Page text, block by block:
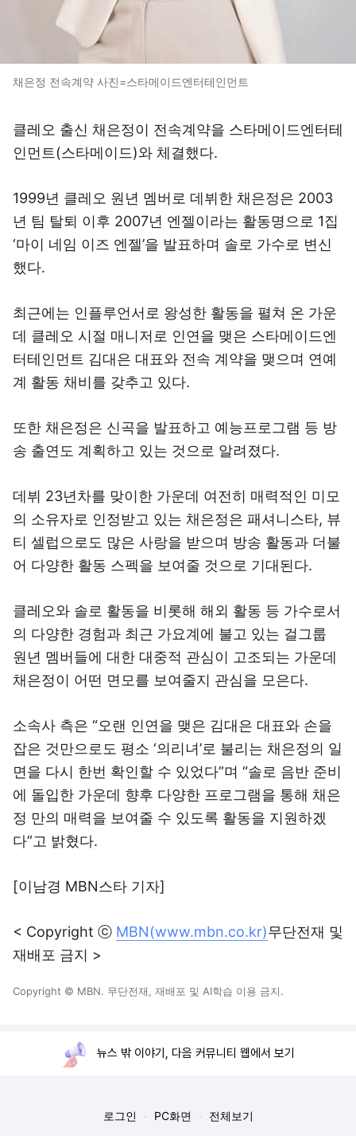
채은정 전속계약 사진=스타메이드엔터테인먼트
클레오 출신 채은정이 전속계약을 스타메이드엔터테
인먼트(스타메이드)와 체결했다.
1999년 클레오 원년 멤버로 데뷔한 채은정은 2003
년 팀 탈퇴 이후 2007년 엔젤이라는 활동명으로 1집
‘마이 네임 이즈 엔젤’을 발표하며 솔로 가수로 변신
했다.
최근에는 인플루언서로 왕성한 활동을 펼쳐 온 가운
데 클레오 시절 매니저로 인연을 맺은 스타메이드엔
터테인먼트 김대은 대표와 전속 계약을 맺으며 연예
계 활동 채비를 갖추고 있다.
또한 채은정은 신곡을 발표하고 예능프로그램 등 방
송 출연도 계획하고 있는 것으로 알려졌다.
데뷔 23년차를 맞이한 가운데 여전히 매력적인 미모
의 소유자로 인정받고 있는 채은정은 패셔니스타, 뷰
티 셀럽으로도 많은 사랑을 받으며 방송 활동과 더불
어 다양한 활동 스펙을 보여줄 것으로 기대된다.
클레오와 솔로 활동을 비롯해 해외 활동 등 가수로서
의 다양한 경험과 최근 가요계에 불고 있는 걸그룹
원년 멤버들에 대한 대중적 관심이 고조되는 가운데
채은정이 어떤 면모를 보여줄지 관심을 모은다.
소속사 측은 “오랜 인연을 맺은 김대은 대표와 손을
잡은 것만으로도 평소 ‘의리녀’로 불리는 채은정의 일
면을 다시 한번 확인할 수 있었다”며 “솔로 음반 준비
에 돌입한 가운데 향후 다양한 프로그램을 통해 채은
정 만의 매력을 보여줄 수 있도록 활동을 지원하겠
다”고 밝혔다.
[이남경 MBN스타 기자]
< Copyright ⓒ MBN(www.mbn.co.kr)무단전재 및
재배포 금지 >
Copyright © MBN. 무단전재, 재배포 및 AI학습 이용 금지.
뉴스 밖 이야기, 다음 커뮤니티 웹에서 보기
로그인 PC화면 전체보기